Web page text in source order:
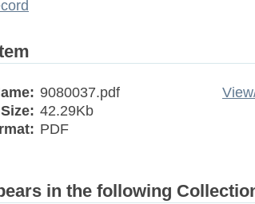
9080037.pdf
Size: 42.29Kb
PDF
in the following